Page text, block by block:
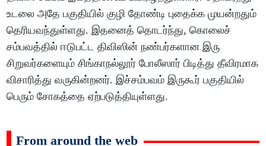
உடலை அதே பகுதியில் குழி தோண்டி புதைக்க முயன்றதும்
தெரியவந்துள்ளது. இதனைத் தொடர்ந்து, கொலைச்
சம்பவத்தில் ஈடுபட்ட திவிஸின் நண்பர்களான இரு
சிறுவர்களையும் சிங்காநல்லூர் போலீஸார் பிடித்து தீவிரமாக
விசாரித்து வருகின்றனர். இச்சம்பவம் இருகூர் பகுதியில்
பெரும் சோகத்தை ஏற்படுத்தியுள்ளது.
From around the web